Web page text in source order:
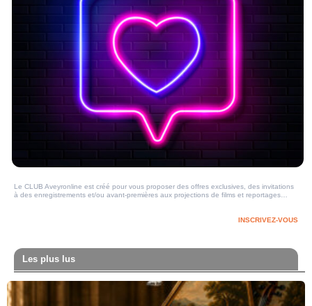
Le CLUB Aveyronline est créé pour vous proposer des offres exclusives, des invitations
à des enregistrements et/ou avant-premières aux projections de films et reportages…
INSCRIVEZ-VOUS
Les plus lus